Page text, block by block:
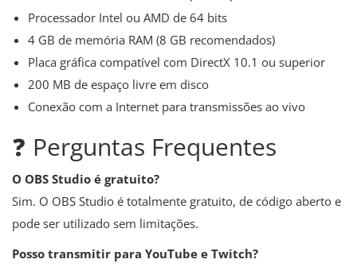
Processador Intel ou AMD de 64 bits
4 GB de memória RAM (8 GB recomendados)
Placa gráfica compatível com DirectX 10.1 ou superior
200 MB de espaço livre em disco
Conexão com a Internet para transmissões ao vivo
❓ Perguntas Frequentes
O OBS Studio é gratuito?
Sim. O OBS Studio é totalmente gratuito, de código aberto e
pode ser utilizado sem limitações.
Posso transmitir para YouTube e Twitch?